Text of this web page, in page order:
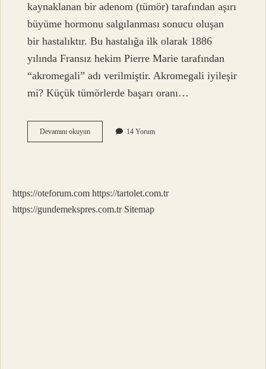
kaynaklanan bir adenom (tümör) tarafından aşırı
büyüme hormonu salgılanması sonucu oluşan
bir hastalıktır. Bu hastalığa ilk olarak 1886
yılında Fransız hekim Pierre Marie tarafından
“akromegali” adı verilmiştir. Akromegali iyileşir
mi? Küçük tümörlerde başarı oranı…
Devamını okuyunAkromegali
Hastalığı
14 Yorum
https://oteforum.com https://tartolet.com.tr
https://gundemekspres.com.tr Sitemap